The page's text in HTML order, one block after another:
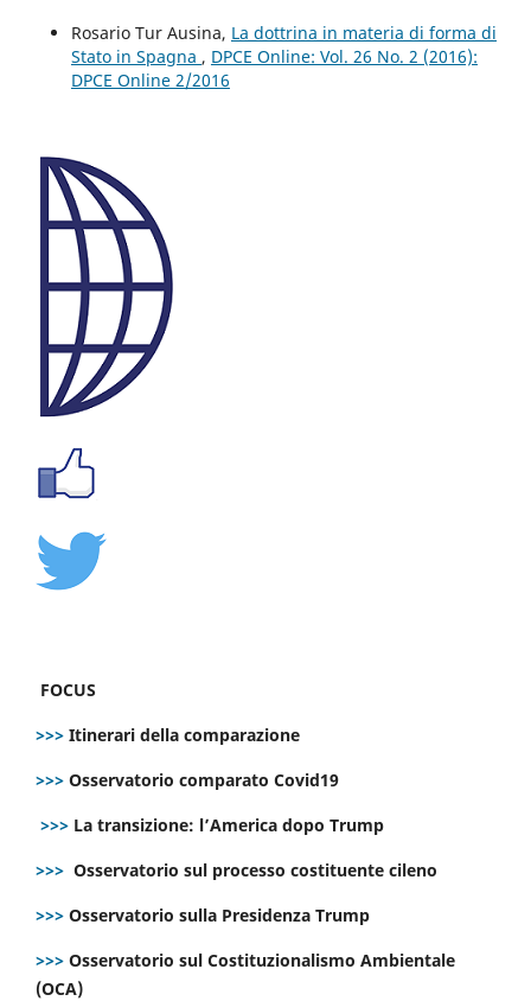
Rosario Tur Ausina, La dottrina in materia di forma di
Stato in Spagna , DPCE Online: Vol. 26 No. 2 (2016):
DPCE Online 2/2016
FOCUS
>>> Itinerari della comparazione
>>> Osservatorio comparato Covid19
>>> La transizione: l’America dopo Trump
>>> Osservatorio sul processo costituente cileno
>>> Osservatorio sulla Presidenza Trump
>>> Osservatorio sul Costituzionalismo Ambientale
(OCA)